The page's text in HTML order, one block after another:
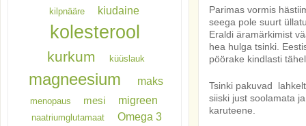
Parimas vormis
seega pole suurt
Eraldi äramärkimist
hea hulga tsinki.
pöörake kindlasti
Tsinki pakuvad
siiski just soolamata
karuteene.
kilpnääre kiudaine
kolesterool
kurkum küüslauk
magneesium maks
menopaus mesi migreen
naatriumglutamaat
Omega 3